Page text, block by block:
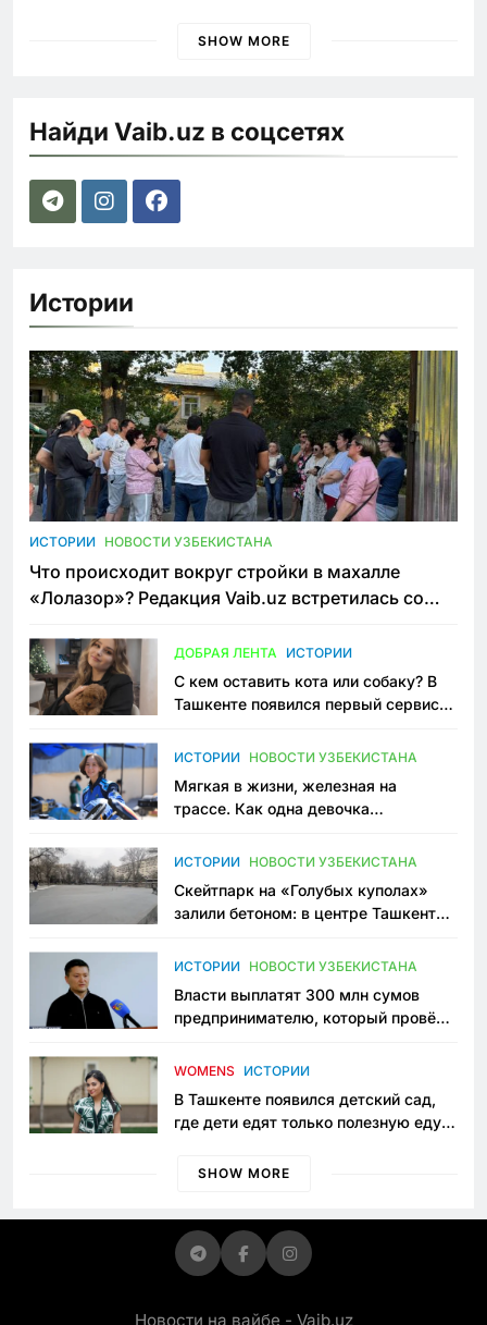
SHOW MORE
Найди Vaib.uz в соцсетях
Истории
ИСТОРИИ НОВОСТИ УЗБЕКИСТАНА
Что происходит вокруг стройки в махалле
«Лолазор»? Редакция Vaib.uz встретилась со
ДОБРАЯ ЛЕНТА ИСТОРИИ
С кем оставить кота или собаку? В
Ташкенте появился первый сервис
ИСТОРИИ НОВОСТИ УЗБЕКИСТАНА
Мягкая в жизни, железная на
трассе. Как одна девочка
Узбекистане
ИСТОРИИ НОВОСТИ УЗБЕКИСТАНА
Скейтпарк на «Голубых куполах»
залили бетоном: в центре Ташкента
пространство
ИСТОРИИ НОВОСТИ УЗБЕКИСТАНА
Власти выплатят 300 млн сумов
предпринимателю, который провёл
приговору
WOMENS ИСТОРИИ
В Ташкенте появился детский сад,
где дети едят только полезную еду.
просить «кашу без сахара»
SHOW MORE
Новости на вайбе - Vaib.uz